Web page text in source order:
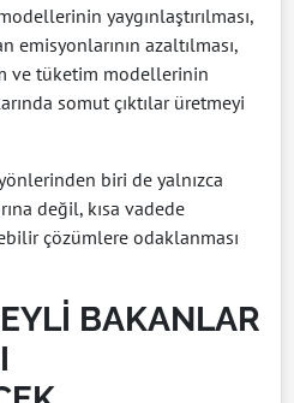
yaygınlaştırılması,
emisyonlarının azaltılması,
ve tüketim modellerinin
somut çıktılar üretmeyi
biri de yalnızca
değil, kısa vadede
çözümlere odaklanması
BAKANLAR